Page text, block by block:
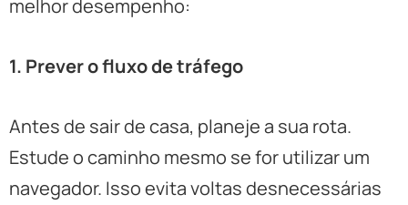
melhor desempenho:
1. Prever o fluxo de tráfego
Antes de sair de casa, planeje a sua rota.
Estude o caminho mesmo se for utilizar um
navegador. Isso evita voltas desnecessárias